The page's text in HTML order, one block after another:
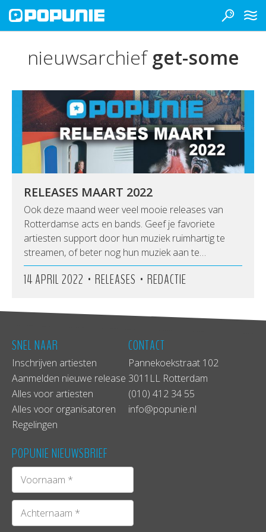
nieuwsarchiefget-some
RELEASES MAART 2022
Ook deze maand weer veel mooie releases van
Rotterdamse acts en bands. Geef je favoriete
artiesten support door hun muziek ruimhartig te
streamen, of beter nog hun muziek aan te…
14 APRIL 2022 • RELEASES • REDACTIE
SNEL NAAR
Inschrijven artiesten
Aanmelden nieuwe release
Alles voor artiesten
Alles voor organisatoren
Regelingen
CONTACT
Pannekoekstraat 102
3011LL Rotterdam
(010) 412 34 55
info@popunie.nl
POPUNIE NIEUWSBRIEF